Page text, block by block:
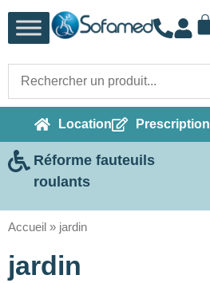
Location Prescription
Réforme fauteuils
roulants
Accueil » jardin
jardin